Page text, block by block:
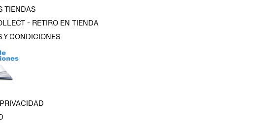
TIENDAS
- RETIRO EN TIENDA
Y CONDICIONES